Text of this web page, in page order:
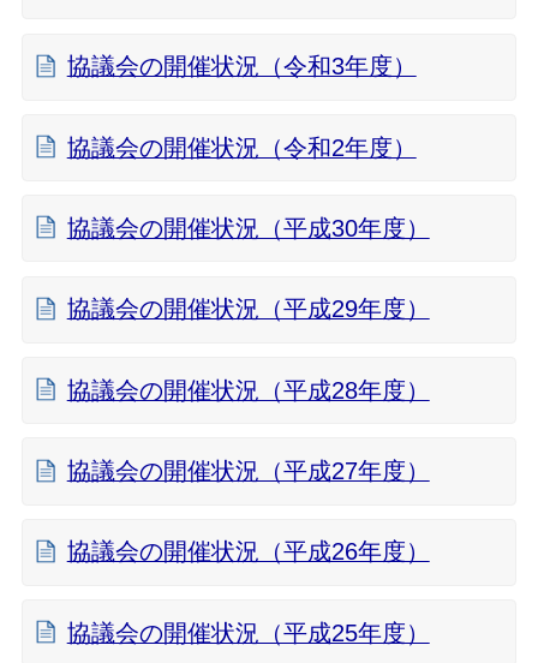
協議会の開催状況（令和3年度）
協議会の開催状況（令和2年度）
協議会の開催状況（平成30年度）
協議会の開催状況（平成29年度）
協議会の開催状況（平成28年度）
協議会の開催状況（平成27年度）
協議会の開催状況（平成26年度）
協議会の開催状況（平成25年度）